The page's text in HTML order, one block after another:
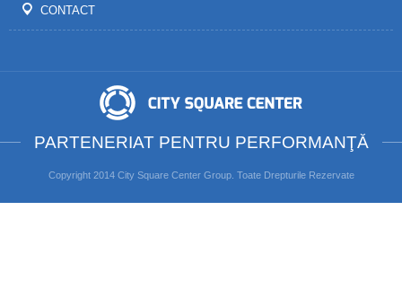
CONTACT
PARTENERIAT PENTRU PERFORMANŢĂ
Copyright 2014 City Square Center Group. Toate Drepturile Rezervate